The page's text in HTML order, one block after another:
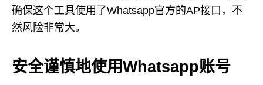
确保这个工具使用了Whatsapp官方的AP接口，不
然风险非常大。
安全谨慎地使用Whatsapp账号